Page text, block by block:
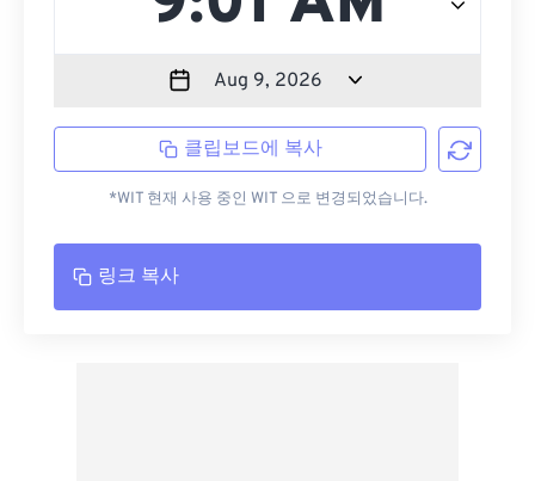
클립보드에 복사
*WIT 현재 사용 중인 WIT 으로 변경되었습니다.
링크 복사